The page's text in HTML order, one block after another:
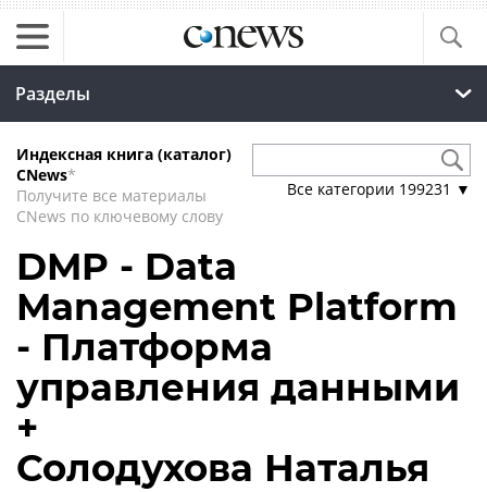
Разделы
Индексная книга (каталог)
CNews*
Получите все материалы
CNews по ключевому слову
Все категории 199231 ▼
DMP - Data
Management Platform
- Платформа
управления данными
+
Солодухова Наталья